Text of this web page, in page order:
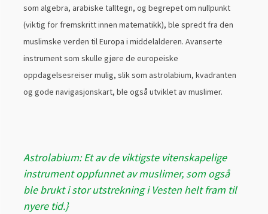
som algebra, arabiske talltegn, og begrepet om nullpunkt
(viktig for fremskritt innen matematikk), ble spredt fra den
muslimske verden til Europa i middelalderen. Avanserte
instrument som skulle gjøre de europeiske
oppdagelsesreiser mulig, slik som astrolabium, kvadranten
og gode navigasjonskart, ble også utviklet av muslimer.
Astrolabium: Et av de viktigste vitenskapelige
instrument oppfunnet av muslimer, som også
ble brukt i stor utstrekning i Vesten helt fram til
nyere tid.}